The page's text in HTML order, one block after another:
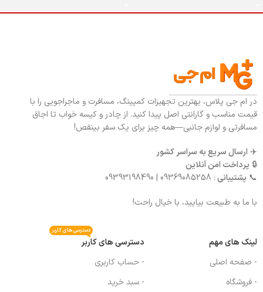
در ام جی پلاس، بهترین تجهیزات کمپینگ، مسافرت و ماجراجویی را با
قیمت مناسب و گارانتی اصل پیدا کنید. از چادر و کیسه خواب تا اجاق
مسافرتی و لوازم جانبی—همه چیز برای یک سفر بینقص!
✈️ ارسال سریع به سراسر کشور
🔒 پرداخت امن آنلاین
📞 پشتیبانی: 09369085258 | 09393198490
با ما به طبیعت بیایید، با خیال راحت!
لینک های مهم
- صفحه اصلی
- فروشگاه
دسترسی های کاربر
دسترسی های کاربر
- حساب کاربری
- سبد خرید